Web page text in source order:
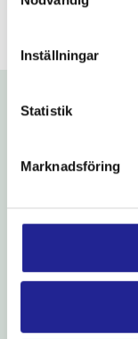
Inställningar
Statistik
Marknadsföring